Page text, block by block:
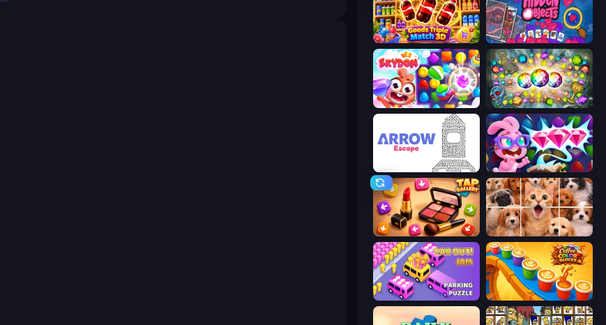
Goods Triple Match 3D Hidden Objects
Skydom Forgotten Treasure 2
Arrow Escape Skydom: Reforged
Tap Gallery Jigpic Solitaire
Car OUT! Jam Parking Puzzle Coffee Color Blocks